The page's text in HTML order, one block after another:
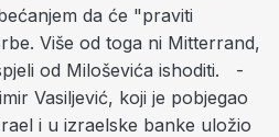
da će "praviti
Više od toga ni Mitterrand,
od Miloševića ishoditi. -
Vasiljević, koji je pobjegao
i u izraelske banke uložio